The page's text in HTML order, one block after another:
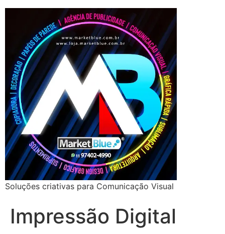
Soluções criativas para Comunicação Visual
Impressão Digital